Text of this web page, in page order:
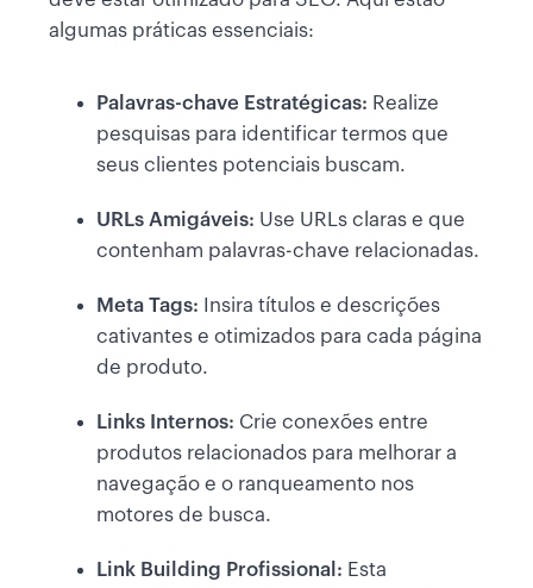
algumas práticas essenciais:
Palavras-chave Estratégicas: Realize
pesquisas para identificar termos que
seus clientes potenciais buscam.
URLs Amigáveis: Use URLs claras e que
contenham palavras-chave relacionadas.
Meta Tags: Insira títulos e descrições
cativantes e otimizados para cada página
de produto.
Links Internos: Crie conexões entre
produtos relacionados para melhorar a
navegação e o ranqueamento nos
motores de busca.
Link Building Profissional: Esta